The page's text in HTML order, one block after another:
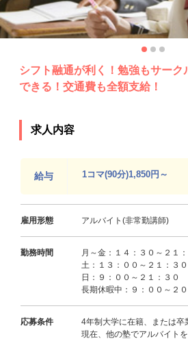
シフト融通が利く！勉強もサーク
できる！交通費も全額支給！
求人内容
給与 1コマ(90分)1,850円～
雇用形態 アルバイト(非常勤講師)
勤務時間
月～金：１４：３０～２１
土：１３：００～２１：３０
日：９：００～２１：３０
長期休暇中：９：００～２
応募条件
4年制大学に在籍、または卒
現在、他の塾でアルバイトを